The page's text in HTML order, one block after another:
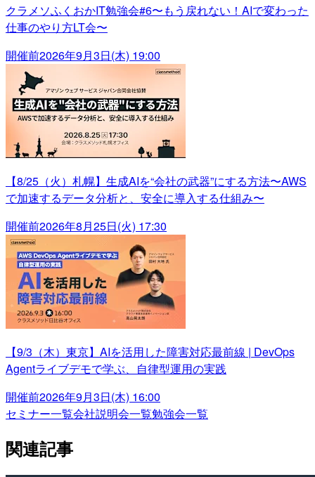
クラメソふくおかIT勉強会#6〜もう戻れない！AIで変わった
仕事のやり方LT会〜
開催前2026年9月3日(木) 19:00
【8/25（火）札幌】生成AIを“会社の武器”にする方法〜AWS
で加速するデータ分析と、安全に導入する仕組み〜
開催前2026年8月25日(火) 17:30
【9/3（木）東京】AIを活用した障害対応最前線 | DevOps
Agentライブデモで学ぶ、自律型運用の実践
開催前2026年9月3日(木) 16:00
セミナー一覧会社説明会一覧勉強会一覧
関連記事